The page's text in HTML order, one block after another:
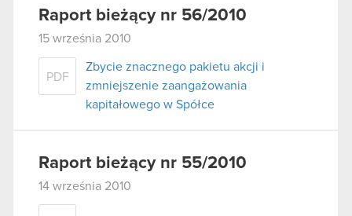
Raport bieżący nr 56/2010
15 września 2010
PDF
Zbycie znacznego pakietu akcji i
zmniejszenie zaangażowania
kapitałowego w Spółce
Raport bieżący nr 55/2010
14 września 2010